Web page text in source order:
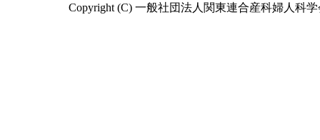
Copyright (C) 一般社団法人関東連合産科婦人科